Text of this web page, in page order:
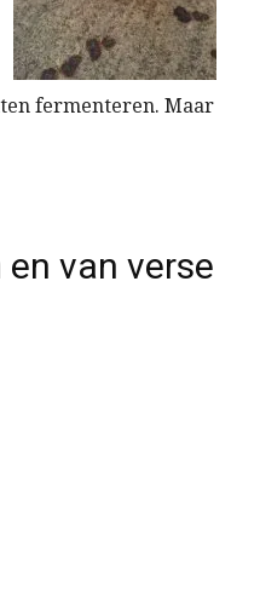
fermenteren. Maar
van verse